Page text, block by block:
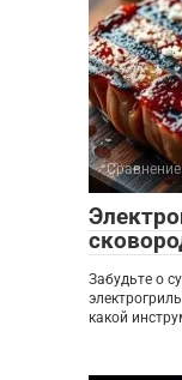
Сравнение
Забудьте о
какой